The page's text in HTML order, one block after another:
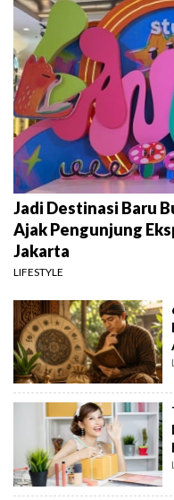
Jadi Destinasi Baru
Ajak Pengunjung
Jakarta
LIFESTYLE